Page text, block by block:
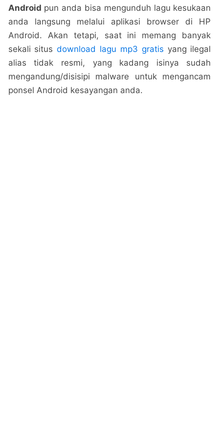
Android pun anda bisa mengunduh lagu kesukaan
anda langsung melalui aplikasi browser di HP
Android. Akan tetapi, saat ini memang banyak
sekali situsdownload lagu mp3 gratis yang ilegal
alias tidak resmi, yang kadang isinya sudah
mengandung/disisipi malware untuk mengancam
ponsel Android kesayangan anda.